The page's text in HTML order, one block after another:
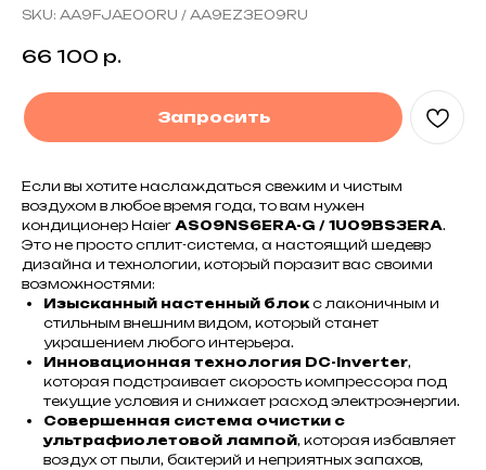
SKU: AA9FJAE00RU / AA9EZ3E09RU
66 100 р.
Запросить
Если вы хотите наслаждаться свежим и чистым
воздухом в любое время года, то вам нужен
кондиционер Haier AS09NS6ERA-G / 1U09BS3ERA.
Это не просто сплит-система, а настоящий шедевр
дизайна и технологии, который поразит вас своими
возможностями:
Изысканный настенный блок с лаконичным и
стильным внешним видом, который станет
украшением любого интерьера.
Инновационная технология DC-Inverter,
которая подстраивает скорость компрессора под
текущие условия и снижает расход электроэнергии.
Совершенная система очистки с
ультрафиолетовой лампой, которая избавляет
воздух от пыли, бактерий и неприятных запахов,